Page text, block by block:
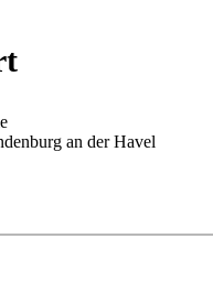
an der Havel